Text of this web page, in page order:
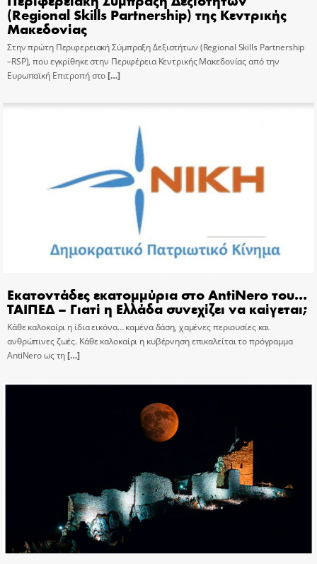
(Regional Skills Partnership) της Κεντρικής
Μακεδονίας
Στην πρώτη Περιφερειακή Σύμπραξη Δεξιοτήτων (Regional Skills Partnership
–RSP), που εγκρίθηκε στην Περιφέρεια Κεντρικής Μακεδονίας από την
Ευρωπαϊκή Επιτροπή στο[…]
Εκατοντάδες εκατομμύρια στο AntiNero του…
ΤΑΙΠΕΔ – Γιατί η Ελλάδα συνεχίζει να καίγεται;
Κάθε καλοκαίρι η ίδια εικόνα… καμένα δάση, χαμένες περιουσίες και
ανθρώπινες ζωές. Κάθε καλοκαίρι η κυβέρνηση επικαλείται το πρόγραμμα
AntiNero ως τη[…]